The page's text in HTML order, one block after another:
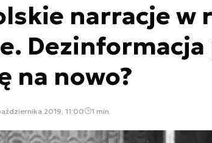
narracje w
Dezinformacja
na nowo?
2019, 11:00 1 min.